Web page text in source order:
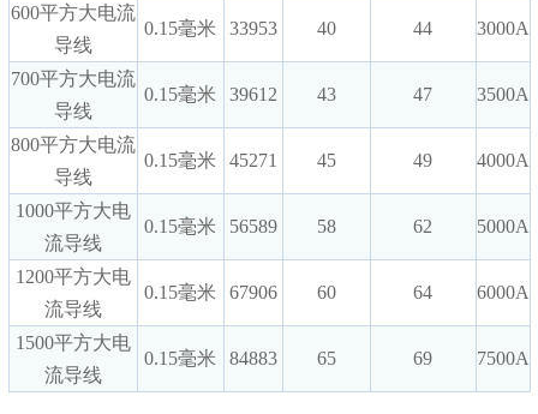
600平方大电流
导线
0.15毫米 33953 40 44 3000A
700平方大电流
导线
0.15毫米 39612 43 47 3500A
800平方大电流
导线
0.15毫米 45271 45 49 4000A
1000平方大电
流导线
0.15毫米 56589 58 62 5000A
1200平方大电
流导线
0.15毫米 67906 60 64 6000A
1500平方大电
流导线
0.15毫米 84883 65 69 7500A